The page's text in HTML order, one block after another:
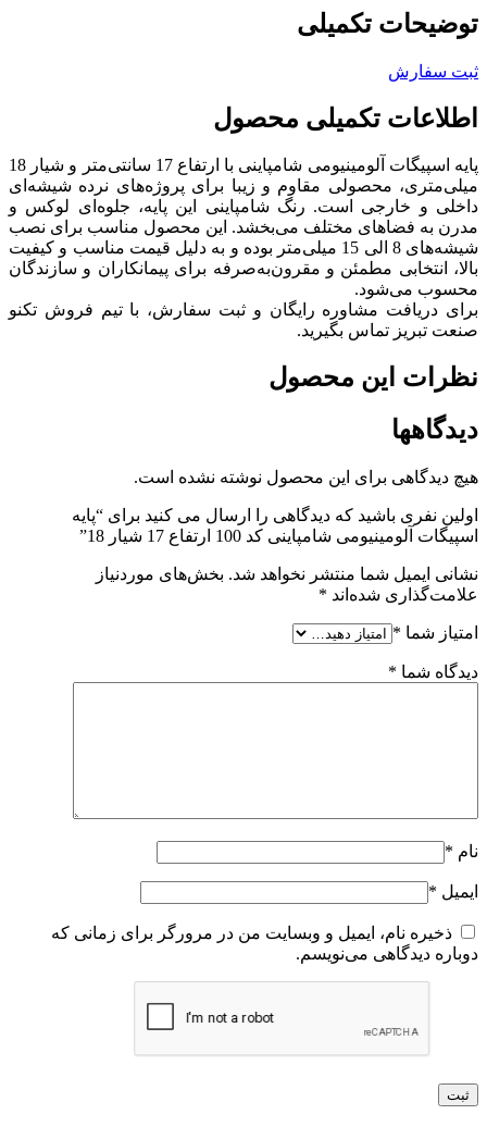
توضیحات تکمیلی
ثبت سفارش
اطلاعات تکمیلی محصول
پایه اسپیگات آلومینیومی شامپاینی با ارتفاع 17 سانتی‌متر و شیار 18
میلی‌متری، محصولی مقاوم و زیبا برای پروژه‌های نرده شیشه‌ای
داخلی و خارجی است. رنگ شامپاینی این پایه، جلوه‌ای لوکس و
مدرن به فضاهای مختلف می‌بخشد. این محصول مناسب برای نصب
شیشه‌های 8 الی 15 میلی‌متر بوده و به دلیل قیمت مناسب و کیفیت
بالا، انتخابی مطمئن و مقرون‌به‌صرفه برای پیمانکاران و سازندگان
محسوب می‌شود.
برای دریافت مشاوره رایگان و ثبت سفارش، با تیم فروش تکنو
صنعت تبریز تماس بگیرید.
نظرات این محصول
دیدگاهها
هیچ دیدگاهی برای این محصول نوشته نشده است.
اولین نفری باشید که دیدگاهی را ارسال می کنید برای “پایه
اسپیگات آلومینیومی شامپاینی کد 100 ارتفاع 17 شیار 18”
نشانی ایمیل شما منتشر نخواهد شد. بخش‌های موردنیاز
علامت‌گذاری شده‌اند *
امتیاز شما *
دیدگاه شما *
نام *
ایمیل *
ذخیره نام، ایمیل و وبسایت من در مرورگر برای زمانی که
دوباره دیدگاهی می‌نویسم.